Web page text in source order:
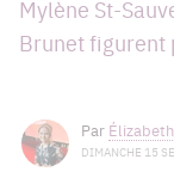
Mylène St-
Brunet figurent
Par
DIMANCHE 15